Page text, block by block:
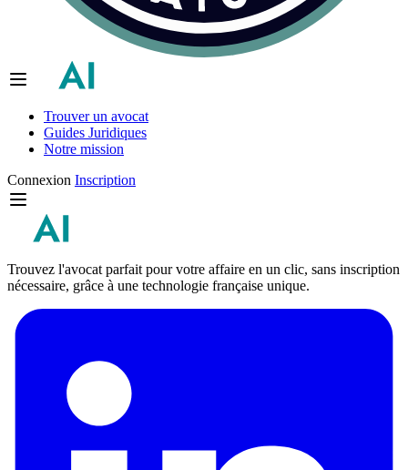
Trouver un avocat
Guides Juridiques
Notre mission
Connexion Inscription
Trouvez l'avocat parfait pour votre affaire en un clic, sans inscription
nécessaire, grâce à une technologie française unique.